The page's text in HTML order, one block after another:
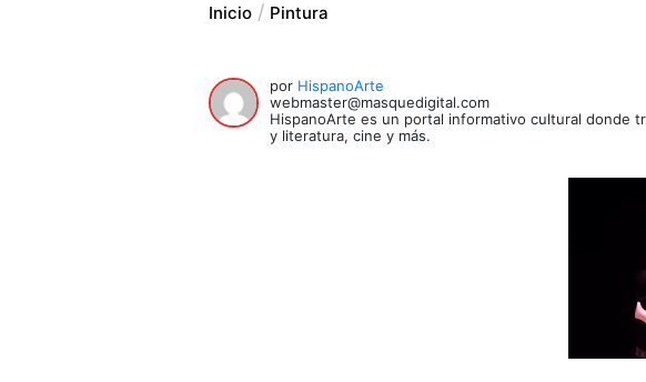
Inicio Pintura
por HispanoArte
webmaster@masquedigital.com
HispanoArte es un portal informativo cultural donde
y literatura, cine y más.